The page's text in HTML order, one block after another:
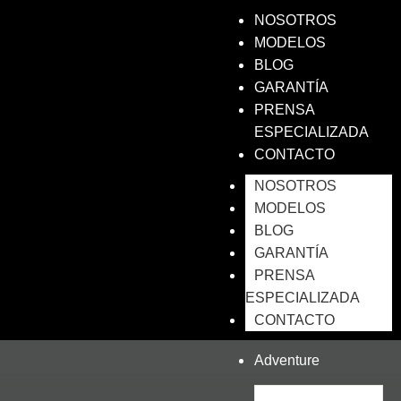
NOSOTROS
MODELOS
BLOG
GARANTÍA
PRENSA
ESPECIALIZADA
CONTACTO
NOSOTROS
MODELOS
BLOG
GARANTÍA
PRENSA
ESPECIALIZADA
CONTACTO
Adventure